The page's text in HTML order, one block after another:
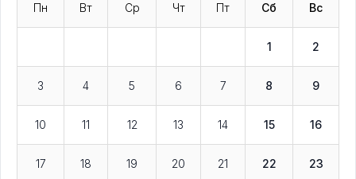
Пн Вт Ср Чт Пт Сб Вс
1 2
3 4 5 6 7 8 9
10 11 12 13 14 15 16
17 18 19 20 21 22 23